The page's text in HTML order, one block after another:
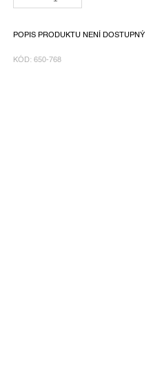
POPIS PRODUKTU NENÍ DOSTUPNÝ
KÓD: 650-768